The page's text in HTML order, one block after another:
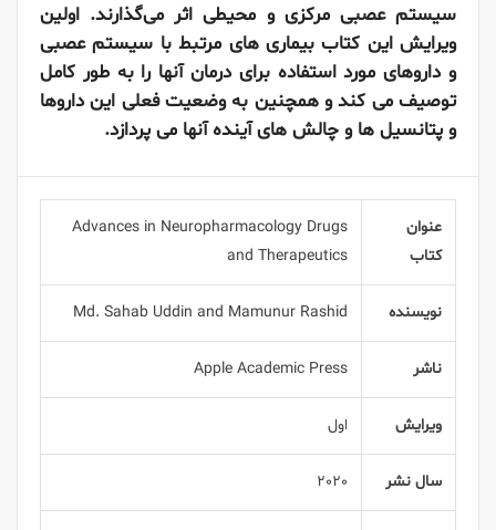
سیستم عصبی مرکزی و محیطی اثر می‌گذارند. اولین
ویرایش این کتاببیماری های مرتبط با سیستم عصبی
و داروهای مورد استفاده برای درمان آنها را به طور کامل
توصیف می کند و همچنین به وضعیت فعلی این داروها
و پتانسیل ها و چالش های آینده آنها می پردازد.
عنوان
کتاب
Advances in Neuropharmacology Drugs
and Therapeutics
نویسنده Md. Sahab Uddin and Mamunur Rashid
ناشر Apple Academic Press
ویرایش اول
سال نشر 2020